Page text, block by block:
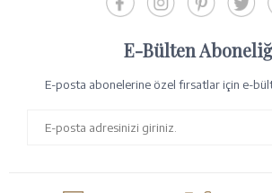
E-Bülten
E-posta abonelerine özel fırsatlar için e-